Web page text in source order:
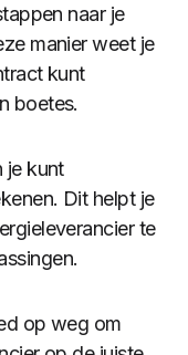
naar je
manier weet je
kunt
boetes.
je kunt
Dit helpt je
te
op weg om